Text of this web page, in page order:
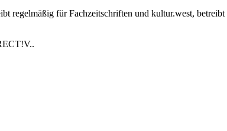
für Fachzeitschriften und kultur.west,